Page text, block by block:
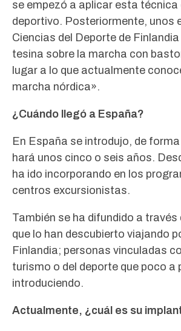
se empezó a aplicar esta técnica
deportivo. Posteriormente, unos
Ciencias del Deporte de
tesina sobre la marcha con
lugar a lo que actualmente
marcha nórdica».
¿Cuándo llegó a España?
En España se introdujo, de
hará unos cinco o seis años.
ha ido incorporando en los
centros excursionistas.
También se ha difundido a través
que lo han descubierto viajando
Finlandia; personas vinculadas
turismo o del deporte que poco a
introduciendo.
Actualmente, ¿cuál es su